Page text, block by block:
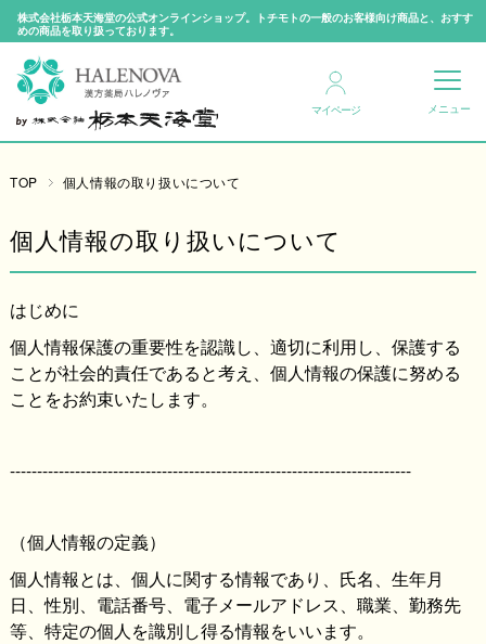
株式会社栃本天海堂の公式オンラインショップ。トチモトの一般のお客様向け商品と、おすす
めの商品を取り扱っております。
マイページ
TOP 個人情報の取り扱いについて
個人情報の取り扱いについて
はじめに
個人情報保護の重要性を認識し、適切に利用し、保護する
ことが社会的責任であると考え、個人情報の保護に努める
ことをお約束いたします。
--------------------------------------------------------------------------
（個人情報の定義）
個人情報とは、個人に関する情報であり、氏名、生年月
日、性別、電話番号、電子メールアドレス、職業、勤務先
等、特定の個人を識別し得る情報をいいます。